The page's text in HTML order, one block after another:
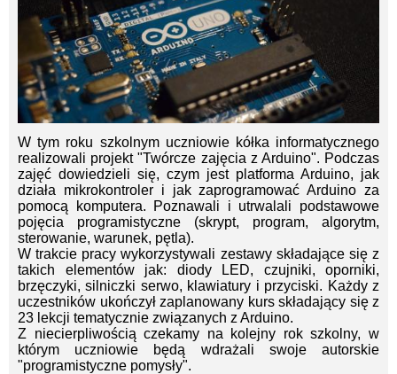
W tym roku szkolnym uczniowie kółka informatycznego
realizowali projekt "Twórcze zajęcia z Arduino". Podczas
zajęć dowiedzieli się, czym jest platforma Arduino, jak
działa mikrokontroler i jak zaprogramować Arduino za
pomocą komputera. Poznawali i utrwalali podstawowe
pojęcia programistyczne (skrypt, program, algorytm,
sterowanie, warunek, pętla).
W trakcie pracy wykorzystywali zestawy składające się z
takich elementów jak: diody LED, czujniki, oporniki,
brzęczyki, silniczki serwo, klawiatury i przyciski. Każdy z
uczestników ukończył zaplanowany kurs składający się z
23 lekcji tematycznie związanych z Arduino.
Z niecierpliwością czekamy na kolejny rok szkolny, w
którym uczniowie będą wdrażali swoje autorskie
"programistyczne pomysły".